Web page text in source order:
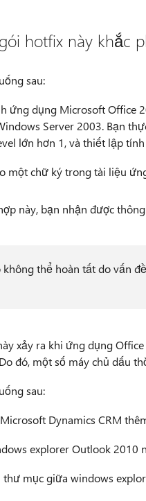
hotfix này khắc
sau:
ứng dụng Microsoft Office
Server 2003. Bạn
lớn hơn 1, và thiết lập
một chữ ký trong tài liệu
này, bạn nhận được
thể hoàn tất do vấn
xảy ra khi ứng dụng
đó, một số máy chủ dấu
sau:
Dynamics CRM
explorer Outlook 2010
thư mục giữa windows